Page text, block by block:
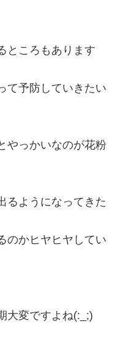
ところもあります
て予防していきたい
やっかいなのが花粉
るようになってきた
のかヒヤヒヤしてい
大変ですよね(:_;)